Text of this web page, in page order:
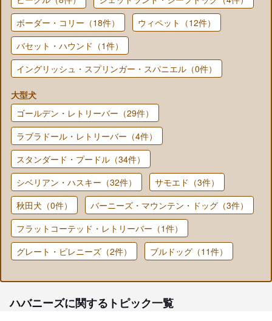
ボーダー・コリー（18件）
ウィペット（12件）
バセット・ハウンド（1件）
イングリッシュ・スプリンガー・スパニエル（0件）
大型犬
ゴールデン・レトリーバー（29件）
ラブラドール・レトリーバー（4件）
スタンダード・プードル（34件）
シベリアン・ハスキー（32件）
サモエド（3件）
秋田犬（0件）
バーニーズ・マウンテン・ドッグ（3件）
フラットコーテッド・レトリーバー（1件）
グレート・ピレニーズ（2件）
ブルドッグ（11件）
ハバニーズに関するトピック一覧